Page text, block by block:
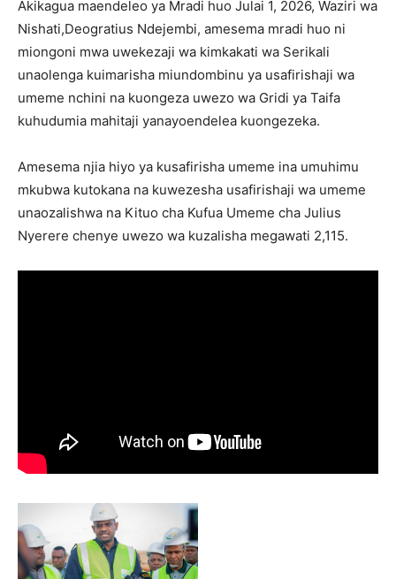
Akikagua maendeleo ya Mradi huo Julai 1, 2026, Waziri wa
Nishati,Deogratius Ndejembi, amesema mradi huo ni
miongoni mwa uwekezaji wa kimkakati wa Serikali
unaolenga kuimarisha miundombinu ya usafirishaji wa
umeme nchini na kuongeza uwezo wa Gridi ya Taifa
kuhudumia mahitaji yanayoendelea kuongezeka.
Amesema njia hiyo ya kusafirisha umeme ina umuhimu
mkubwa kutokana na kuwezesha usafirishaji wa umeme
unaozalishwa na Kituo cha Kufua Umeme cha Julius
Nyerere chenye uwezo wa kuzalisha megawati 2,115.